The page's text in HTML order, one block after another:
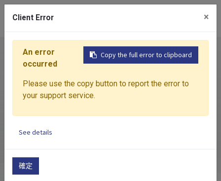
首页 产品介绍 攻牙刀柄 TER刚性伸缩攻
Client Error ×
Copy the full error to clipboard
An error
occurred
Please use the copy button to report the error to
your support service.
See details
確定